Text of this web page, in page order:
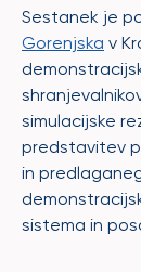
Sestanek je
Gorenjska v
simulacijske
predstavitev
in
sistema in